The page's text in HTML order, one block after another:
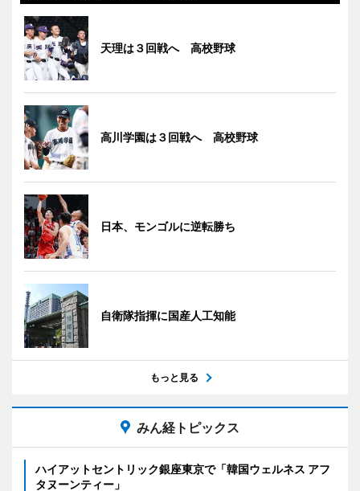
天理は３回戦へ 高校野球
高川学園は３回戦へ 高校野球
日本、モンゴルに逆転勝ち
自衛隊指揮に国産人工知能
もっと見る
みん経トピックス
ハイアットセントリック銀座東京で「韓国ウェルネス アフ
タヌーンティー」